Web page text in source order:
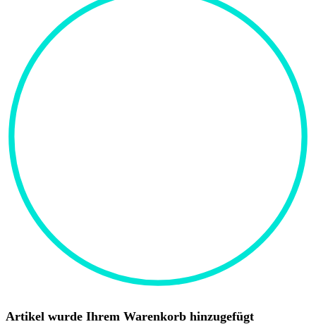
Artikel wurde Ihrem Warenkorb hinzugefügt